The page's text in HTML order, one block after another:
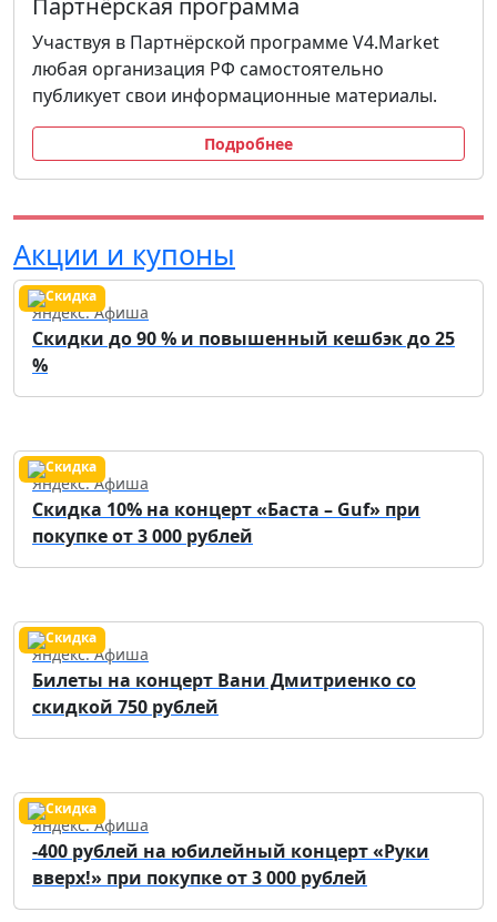
Партнёрская программа
Участвуя в Партнёрской программе V4.Market
любая организация РФ самостоятельно
публикует свои информационные материалы.
Подробнее
Акции и купоны
Яндекс. Афиша
Скидки до 90 % и повышенный кешбэк до 25
%
Яндекс. Афиша
Скидка 10% на концерт «Баста – Guf» при
покупке от 3 000 рублей
Яндекс. Афиша
Билеты на концерт Вани Дмитриенко со
скидкой 750 рублей
Яндекс. Афиша
-400 рублей на юбилейный концерт «Руки
вверх!» при покупке от 3 000 рублей